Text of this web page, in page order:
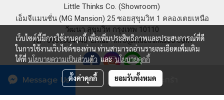
เพิ่มลงตะกร้า
Message Us
Little Thinks Co. (Showroom)
เอ็มจีแมนชั่น (MG Mansion) 25 ซอยสุขุมวิท 1 คลองเตยเหนือ
วัฒนา สุขุมวิท กรุงเทพ 10110
Tel : 0969364545Email :info@littlethinksco.com
เว็บไซต์นี้มีการใช้งานคุกกี้ เพื่อเพิ่มประสิทธิภาพและประสบการณ์ที่ดี
ในการใช้งานเว็บไซต์ของท่าน ท่านสามารถอ่านรายละเอียดเพิ่มเติม
ได้ที่นโยบายความเป็นส่วนตัว และนโยบายคุกกี้
ตั้งค่าคุกกี้ ยอมรับทั้งหมด